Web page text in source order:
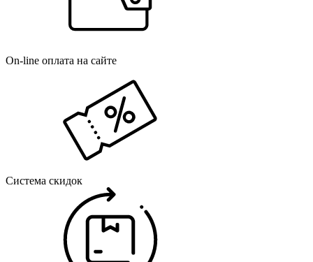
On-line оплата на сайте
Система скидок